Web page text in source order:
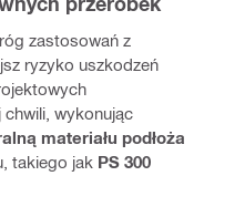
zastosowań z
ryzyko uszkodzeń
wykonując
materiału podłoża
takiego jak PS 300